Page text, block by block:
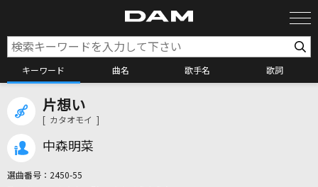
キーワード 曲名 歌手名 歌詞
片想い
[ カタオモイ ]
中森明菜
選曲番号： 2450-55